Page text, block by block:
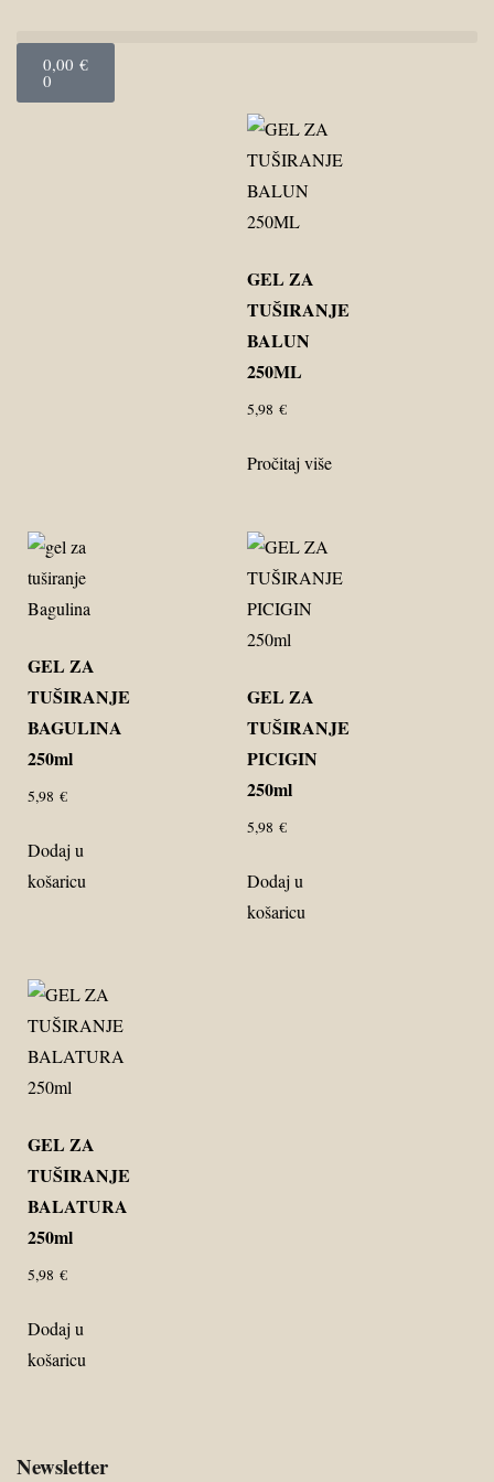
0,00 €
0
GEL ZA
TUŠIRANJE
BALUN
250ML
5,98 €
Pročitaj više
GEL ZA
TUŠIRANJE
BAGULINA
250ml
5,98 €
Dodaj u
košaricu
GEL ZA
TUŠIRANJE
PICIGIN
250ml
5,98 €
Dodaj u
košaricu
GEL ZA
TUŠIRANJE
BALATURA
250ml
5,98 €
Dodaj u
košaricu
Newsletter